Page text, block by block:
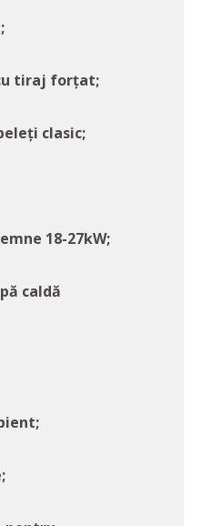
tiraj forțat;
clasic;
18-27kW;
caldă